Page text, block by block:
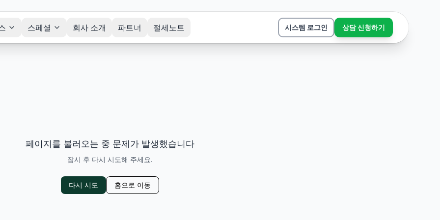
스페셜 회사 소개 파트너 절세노트 시스템 로그인 상담 신청하기
페이지를 불러오는 중 문제가 발생했습니다
잠시 후 다시 시도해 주세요.
다시 시도 홈으로 이동